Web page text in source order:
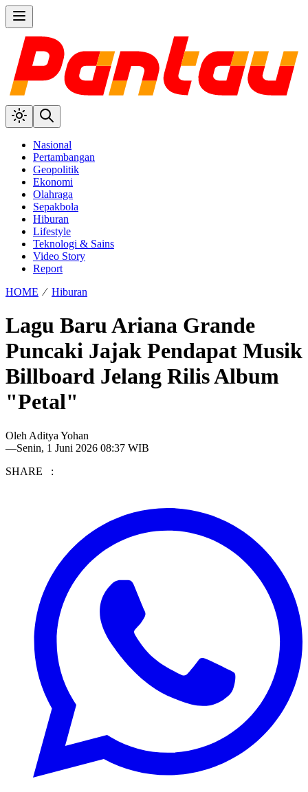
Nasional
Pertambangan
Geopolitik
Ekonomi
Olahraga
Sepakbola
Hiburan
Lifestyle
Teknologi & Sains
Video Story
Report
HOME ⁄ Hiburan
Lagu Baru Ariana Grande
Puncaki Jajak Pendapat Musik
Billboard Jelang Rilis Album
"Petal"
Oleh Aditya Yohan
—Senin, 1 Juni 2026 08:37 WIB
SHARE :